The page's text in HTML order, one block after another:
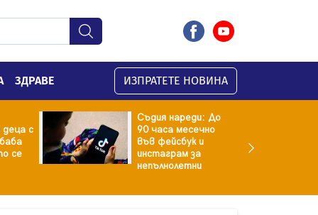
ЗДРАВЕ ИЗПРАТЕТЕ НОВИНА
с
се
Съдия нареди: До
90 часа месечно
във фейсбук и
инстаграм за
непълнолетни